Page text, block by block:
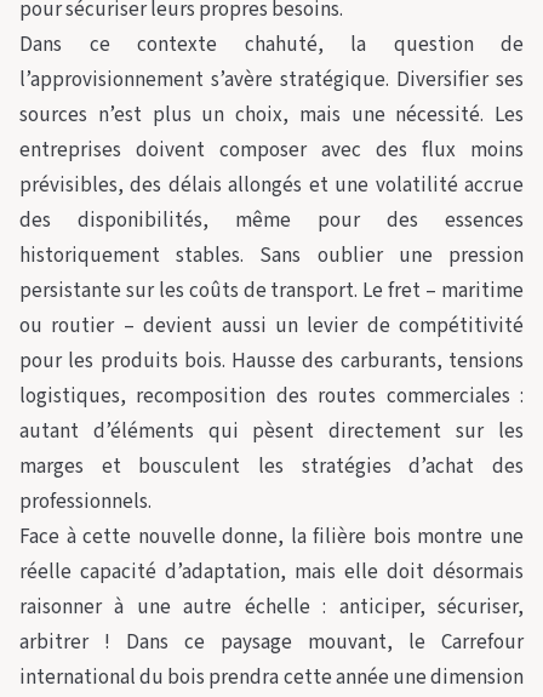
pour sécuriser leurs propres besoins.
Dans ce contexte chahuté, la question de
l’approvisionnement s’avère stratégique. Diversifier ses
sources n’est plus un choix, mais une nécessité. Les
entreprises doivent composer avec des flux moins
prévisibles, des délais allongés et une volatilité accrue
des disponibilités, même pour des essences
historiquement stables. Sans oublier une pression
persistante sur les coûts de transport. Le fret – maritime
ou routier – devient aussi un levier de compétitivité
pour les produits bois. Hausse des carburants, tensions
logistiques, recomposition des routes commerciales :
autant d’éléments qui pèsent directement sur les
marges et bousculent les stratégies d’achat des
professionnels.
Face à cette nouvelle donne, la filière bois montre une
réelle capacité d’adaptation, mais elle doit désormais
raisonner à une autre échelle : anticiper, sécuriser,
arbitrer ! Dans ce paysage mouvant, le Carrefour
international du bois prendra cette année une dimension